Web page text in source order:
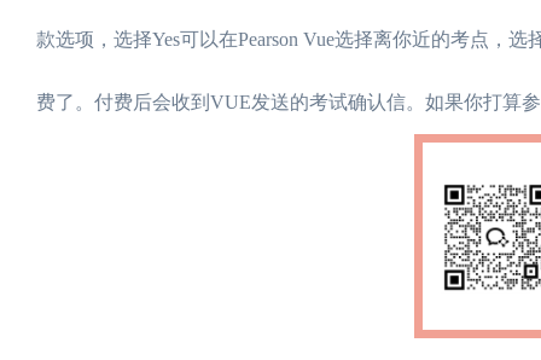
款选项，选择Yes可以在Pearson Vue选择离你近的考点，
费了。付费后会收到VUE发送的考试确认信。如果你打算